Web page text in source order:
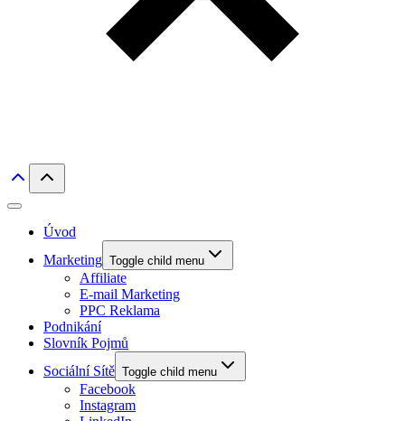
Úvod
Marketing Toggle child menu
Affiliate
E-mail Marketing
PPC Reklama
Podnikání
Slovník Pojmů
Sociální Sítě Toggle child menu
Facebook
Instagram